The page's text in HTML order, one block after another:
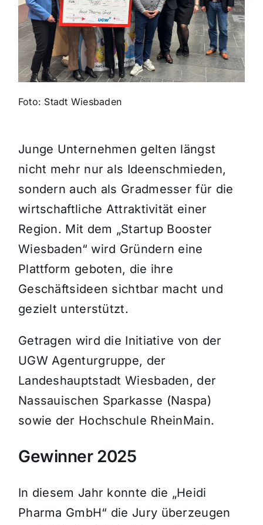
Gewinnspiele
Foto: Stadt Wiesbaden
Junge Unternehmen gelten längst
nicht mehr nur als Ideenschmieden,
sondern auch als Gradmesser für die
wirtschaftliche Attraktivität einer
Region. Mit dem „Startup Booster
Wiesbaden“ wird Gründern eine
Plattform geboten, die ihre
Geschäftsideen sichtbar macht und
gezielt unterstützt.
Getragen wird die Initiative von der
UGW Agenturgruppe, der
Landeshauptstadt Wiesbaden, der
Nassauischen Sparkasse (Naspa)
sowie der Hochschule RheinMain.
Gewinner 2025
In diesem Jahr konnte die „Heidi
Pharma GmbH“ die Jury überzeugen